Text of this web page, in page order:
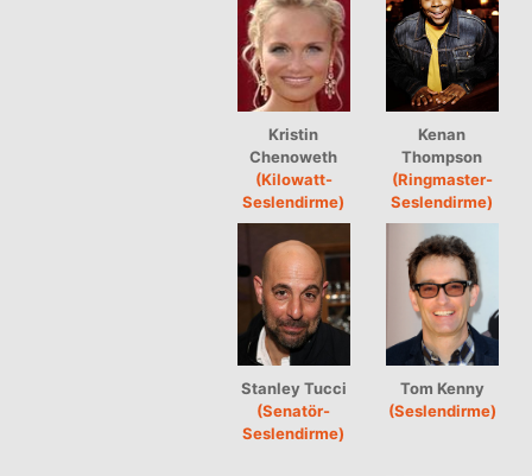
Kristin
Chenoweth
(Kilowatt-
Seslendirme)
Kenan
Thompson
(Ringmaster-
Seslendirme)
Stanley Tucci
(Senatör-
Seslendirme)
Tom Kenny
(Seslendirme)